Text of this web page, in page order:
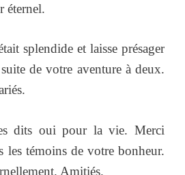
éternel.
splendide et laisse présager
de votre aventure à deux.
dits oui pour la vie. Merci
les témoins de votre bonheur.
Amitiés.